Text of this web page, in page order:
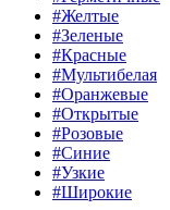
#Желтые
#Зеленые
#Красные
#Мультибелая
#Оранжевые
#Открытые
#Розовые
#Синие
#Узкие
#Широкие